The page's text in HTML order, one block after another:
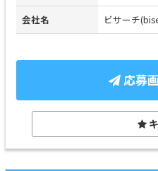
会社名 ビサーチ
応募